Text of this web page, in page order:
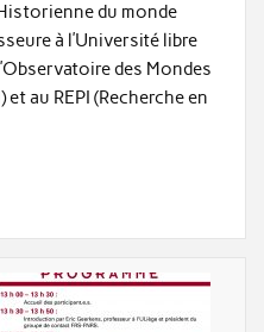
du monde
à l’Université libre
des Mondes
au REPI (Recherche en